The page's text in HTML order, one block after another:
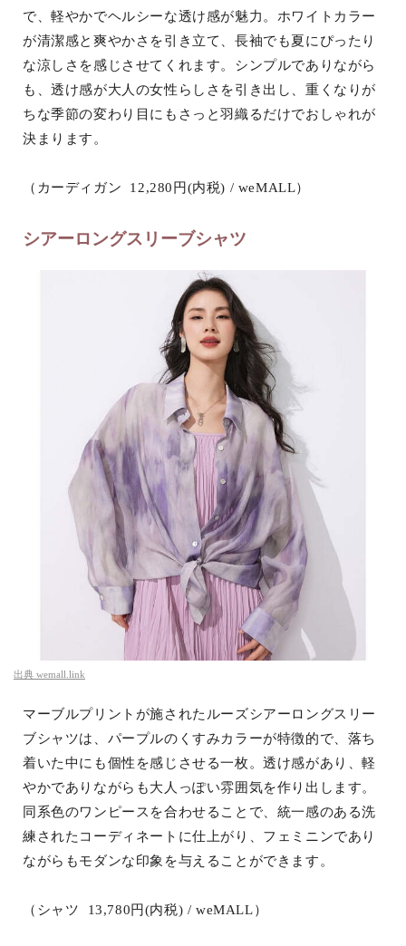
で、軽やかでヘルシーな透け感が魅力。ホワイトカラー
が清潔感と爽やかさを引き立て、長袖でも夏にぴったり
な涼しさを感じさせてくれます。シンプルでありながら
も、透け感が大人の女性らしさを引き出し、重くなりが
ちな季節の変わり目にもさっと羽織るだけでおしゃれが
決まります。
（カーディガン 12,280円(内税) / weMALL）
シアーロングスリーブシャツ
出典 wemall.link
マーブルプリントが施されたルーズシアーロングスリー
ブシャツは、パープルのくすみカラーが特徴的で、落ち
着いた中にも個性を感じさせる一枚。透け感があり、軽
やかでありながらも大人っぽい雰囲気を作り出します。
同系色のワンピースを合わせることで、統一感のある洗
練されたコーディネートに仕上がり、フェミニンであり
ながらもモダンな印象を与えることができます。
（シャツ 13,780円(内税) / weMALL）